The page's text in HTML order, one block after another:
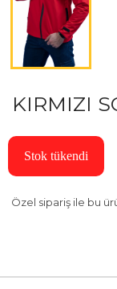
KIRMIZI
Stok tükendi
Özel sipariş ile bu